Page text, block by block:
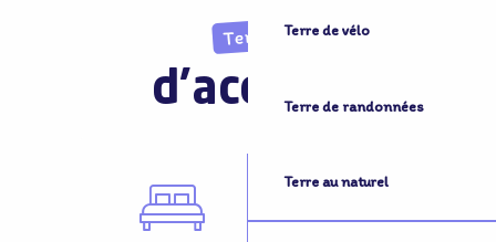
Terre de vélo
Terre de randonnées
Terre au naturel
Terre
d'accueil